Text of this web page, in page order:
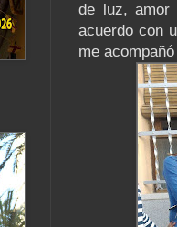
de luz, amor
acuerdo con
me